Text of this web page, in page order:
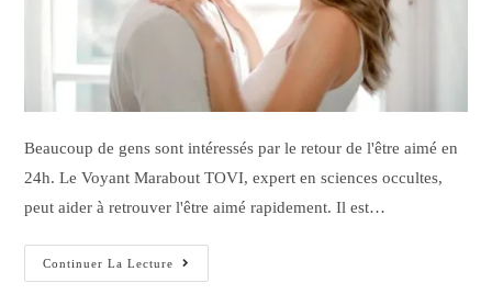
Beaucoup de gens sont intéressés par le retour de l'être aimé en
24h. Le Voyant Marabout TOVI, expert en sciences occultes,
peut aider à retrouver l'être aimé rapidement. Il est…
Continuer La Lecture